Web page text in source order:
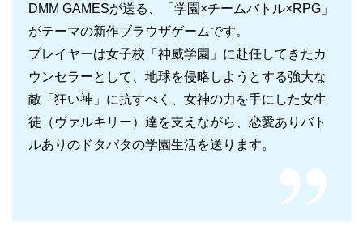
DMM GAMESが送る、「学園×チームバトル×RPG」
がテーマの新作ブラウザゲームです。
プレイヤーは女子校「神威学園」に赴任してきたカ
ウンセラーとして、地球を侵略しようとする強大な
敵「狂い神」に抗すべく、女神の力を手にした女生
徒（ヴァルキリー）達を支えながら、恋愛ありバト
ルありのドタバタの学園生活を送ります。